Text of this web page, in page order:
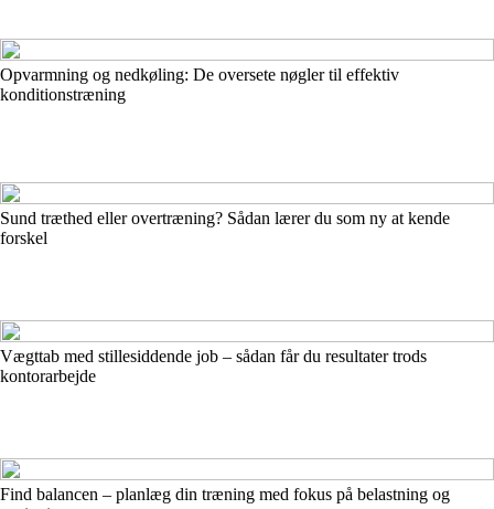
Opvarmning og nedkøling: De oversete nøgler til effektiv
konditionstræning
Sund træthed eller overtræning? Sådan lærer du som ny at kende
forskel
Vægttab med stillesiddende job – sådan får du resultater trods
kontorarbejde
Find balancen – planlæg din træning med fokus på belastning og